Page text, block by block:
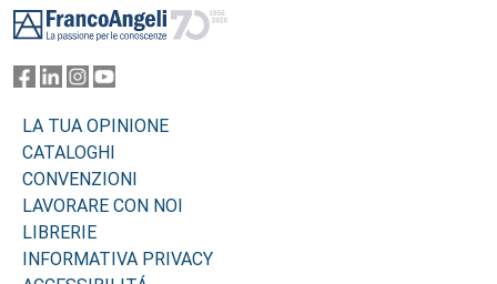
LA TUA OPINIONE
CATALOGHI
CONVENZIONI
LAVORARE CON NOI
LIBRERIE
INFORMATIVA PRIVACY